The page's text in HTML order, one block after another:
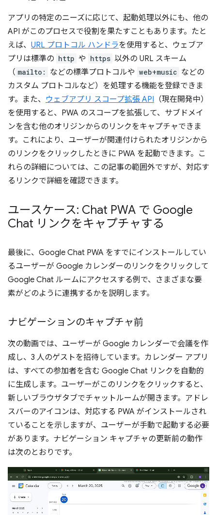
アプリの特定のニーズに応じて、起動処理以外にも、他の
API がこのプロセスで役割を果たすこともあります。たと
えば、 URL プロトコル ハンドラを使用すると、ウェブア
プリは標準の http や https 以外の URL スキーム
（ mailto: などの標準プロトコルや web+music などの
カスタム プロトコルなど）を処理する機能を登録できま
す。また、 ウェブアプリ スコープ拡張 API （現在開発中）
を使用すると、PWA のスコープを拡張して、サブドメイ
ンを含む他のオリジンからのリンクをキャプチャできま
す。これにより、ユーザーが関連付けられたオリジンから
のリンクをクリックしたときに PWA を起動できます。こ
れらの詳細については、この記事の範囲外ですが、対応す
るリンクで詳細を確認できます。
ユースケース: Chat PWA で Google
Chat リンクをキャプチャする
最後に、Google Chat PWA をすでにインストールしてい
るユーザーが Google カレンダーのリンクをクリックして
Google Chat ルームにアクセスする例で、さまざまな要
素がどのように連携するかを説明します。
ナビゲーションのキャプチャ前
次の動画では、ユーザーが Google カレンダーで会議を作
成し、3 人のゲストを招待しています。カレンダー アプリ
は、すべての参加者を含む Google Chat リンクを自動的
に生成します。ユーザーがこのリンクをクリックすると、
新しいブラウザタブでチャットルームが開きます。アドレ
スバーのアイコンは、対応する PWA がインストールされ
ていることを示しますが、ユーザーが手動で起動する必要
があります。ナビゲーション キャプチャの更新前の動作
は次のとおりです。